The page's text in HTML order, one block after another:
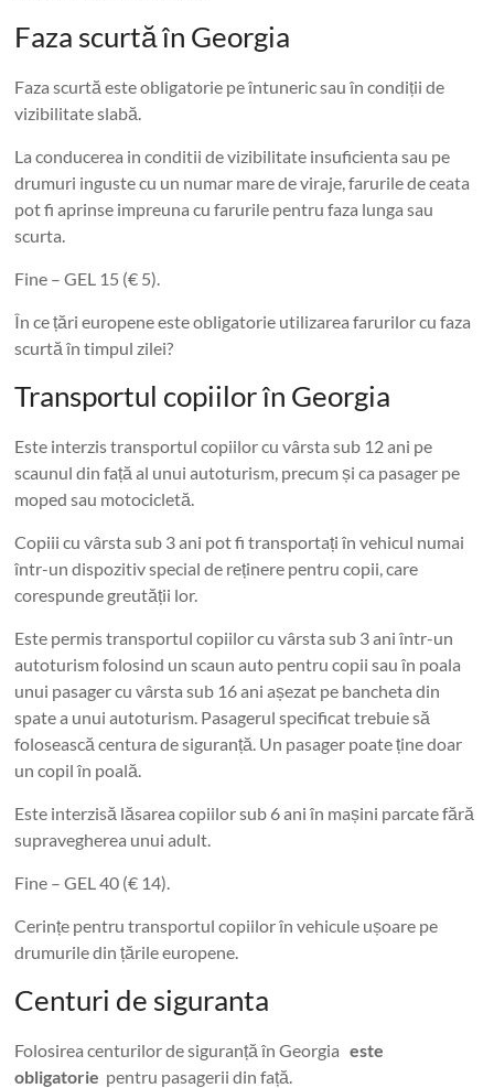
Faza scurtă în Georgia
Faza scurtă este obligatorie pe întuneric sau în condiții de
vizibilitate slabă.
La conducerea in conditii de vizibilitate insuficienta sau pe
drumuri inguste cu un numar mare de viraje, farurile de ceata
pot fi aprinse impreuna cu farurile pentru faza lunga sau
scurta.
Fine – GEL 15 (€ 5).
În ce țări europene este obligatorie utilizarea farurilor cu faza
scurtă în timpul zilei?
Transportul copiilor în Georgia
Este interzis transportul copiilor cu vârsta sub 12 ani pe
scaunul din față al unui autoturism, precum și ca pasager pe
moped sau motocicletă.
Copiii cu vârsta sub 3 ani pot fi transportați în vehicul numai
într-un dispozitiv special de reținere pentru copii, care
corespunde greutății lor.
Este permis transportul copiilor cu vârsta sub 3 ani într-un
autoturism folosind un scaun auto pentru copii sau în poala
unui pasager cu vârsta sub 16 ani așezat pe bancheta din
spate a unui autoturism. Pasagerul specificat trebuie să
folosească centura de siguranță. Un pasager poate ține doar
un copil în poală.
Este interzisă lăsarea copiilor sub 6 ani în mașini parcate fără
supravegherea unui adult.
Fine – GEL 40 (€ 14).
Cerințe pentru transportul copiilor în vehicule ușoare pe
drumurile din țările europene.
Centuri de siguranta
Folosirea centurilor de siguranță în Georgiaeste
obligatorie pentru pasagerii din față.